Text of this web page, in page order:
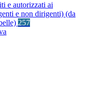
e autorizzati ai
e non dirigenti) (da
257